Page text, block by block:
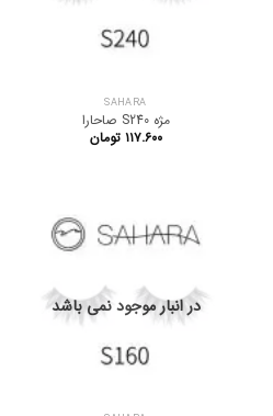
SAHARA
مژه S240 صاحارا
۱۱۷.۶۰۰ تومان
در انبار موجود نمی باشد